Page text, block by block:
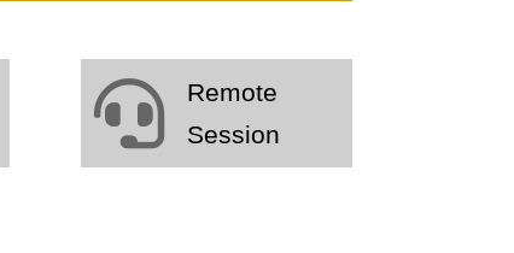

Remote
Session